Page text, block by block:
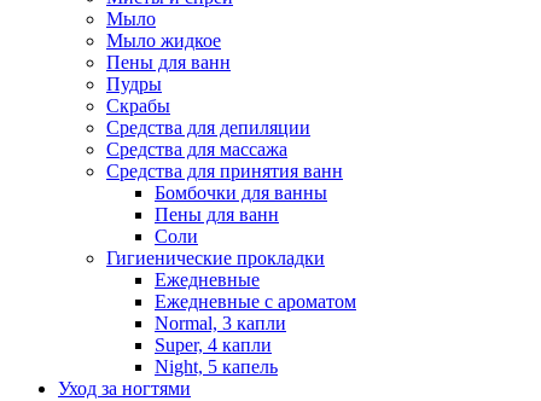
Мыло
Мыло жидкое
Пены для ванн
Пудры
Скрабы
Средства для депиляции
Средства для массажа
Средства для принятия ванн
Бомбочки для ванны
Пены для ванн
Соли
Гигиенические прокладки
Ежедневные
Ежедневные с ароматом
Normal, 3 капли
Super, 4 капли
Night, 5 капель
Уход за ногтями